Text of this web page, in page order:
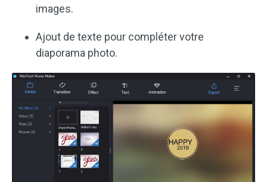
images.
Ajout de texte pour compléter votre
diaporama photo.